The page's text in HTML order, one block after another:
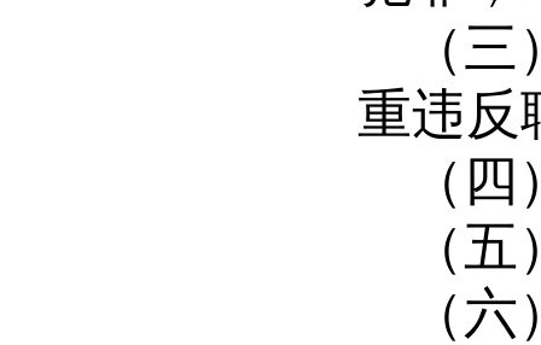
（
重违反
（
（
（